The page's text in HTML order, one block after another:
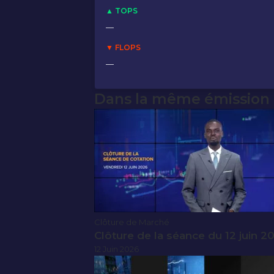
▲ TOPS
—
▼ FLOPS
—
Dans la même émission
Clôture de la séance du 12 juin